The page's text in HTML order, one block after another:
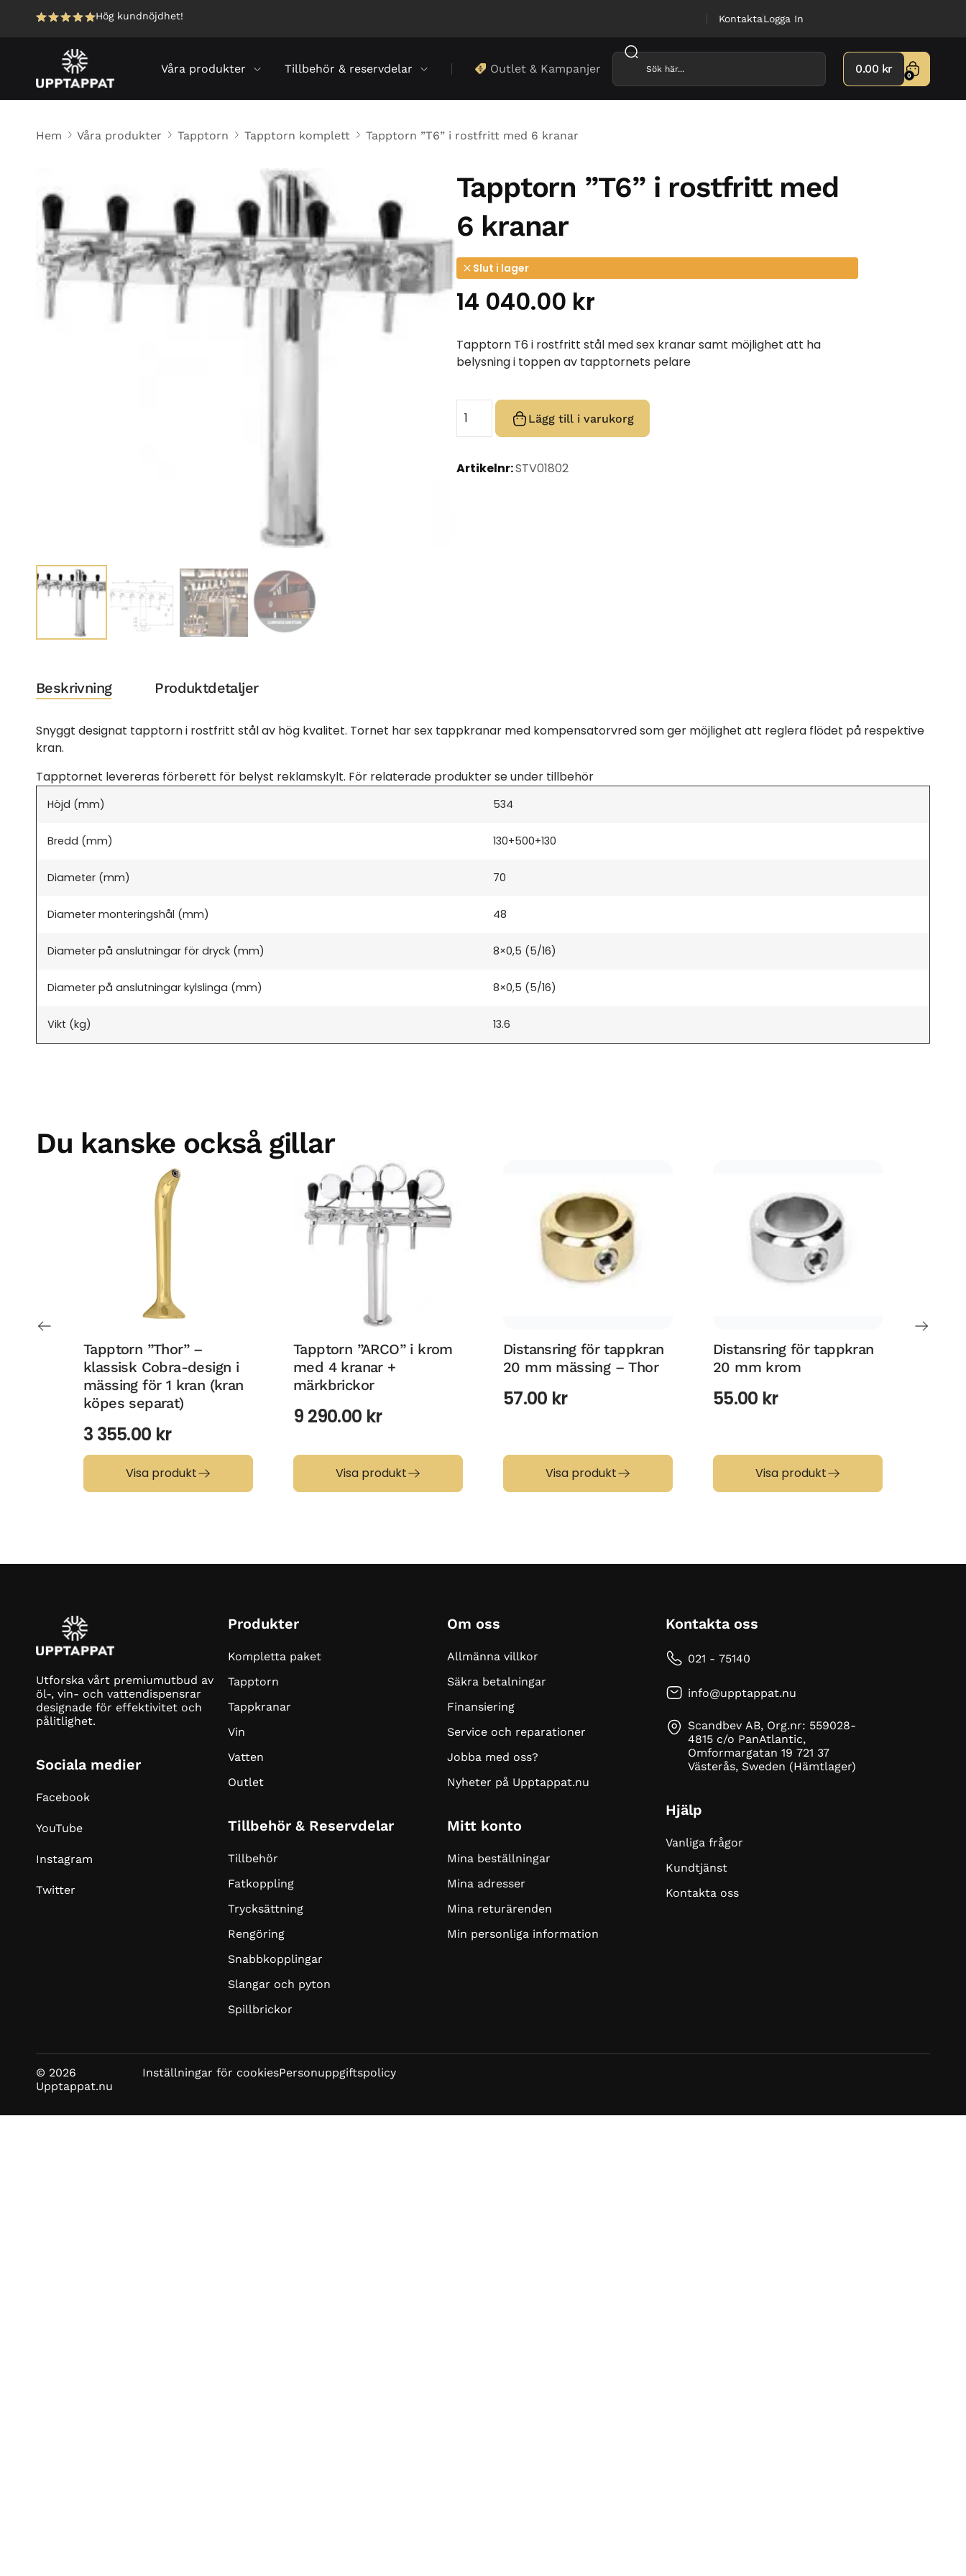
Hög kundnöjdhet! KontaktaLogga In
Våra produkter Tillbehör & reservdelar Outlet & Kampanjer 0.00 kr 0
Hem Våra produkter Tapptorn Tapptorn komplett Tapptorn ”T6” i rostfritt med 6 kranar
Tapptorn ”T6” i rostfritt med
6 kranar
Slut i lager
14 040.00 kr
Tapptorn T6 i rostfritt stål med sex kranar samt möjlighet att ha
belysning i toppen av tapptornets pelare
Lägg till i varukorg
Artikelnr:STV01802
Beskrivning Produktdetaljer
Snyggt designat tapptorn i rostfritt stål av hög kvalitet. Tornet har sex tappkranar med kompensatorvred som ger möjlighet att reglera flödet på respektive
kran.
Tapptornet levereras förberett för belyst reklamskylt. För relaterade produkter se under tillbehör
Höjd (mm) 534
Bredd (mm) 130+500+130
Diameter (mm) 70
Diameter monteringshål (mm) 48
Diameter på anslutningar för dryck (mm) 8×0,5 (5/16)
Diameter på anslutningar kylslinga (mm) 8×0,5 (5/16)
Vikt (kg) 13.6
Du kanske också gillar
Tapptorn ”Thor” –
klassisk Cobra-design i
mässing för 1 kran (kran
köpes separat)
3 355.00 kr
Visa produkt
Tapptorn ”ARCO” i krom
med 4 kranar +
märkbrickor
9 290.00 kr
Visa produkt
Distansring för tappkran
20 mm mässing – Thor
57.00 kr
Visa produkt
Distansring för tappkran
20 mm krom
55.00 kr
Visa produkt
Utforska vårt premiumutbud av
öl-, vin- och vattendispensrar
designade för effektivitet och
pålitlighet.
Sociala medier
Facebook
YouTube
Instagram
Twitter
Produkter
Kompletta paket
Tapptorn
Tappkranar
Vin
Vatten
Outlet
Tillbehör & Reservdelar
Tillbehör
Fatkoppling
Trycksättning
Rengöring
Snabbkopplingar
Slangar och pyton
Spillbrickor
Om oss
Allmänna villkor
Säkra betalningar
Finansiering
Service och reparationer
Jobba med oss?
Nyheter på Upptappat.nu
Mitt konto
Mina beställningar
Mina adresser
Mina returärenden
Min personliga information
Kontakta oss
021 - 75140
info@upptappat.nu
Scandbev AB, Org.nr: 559028-
4815 c/o PanAtlantic,
Omformargatan 19 721 37
Västerås, Sweden (Hämtlager)
Hjälp
Vanliga frågor
Kundtjänst
Kontakta oss
© 2026
Upptappat.nu
Inställningar för cookiesPersonuppgiftspolicy